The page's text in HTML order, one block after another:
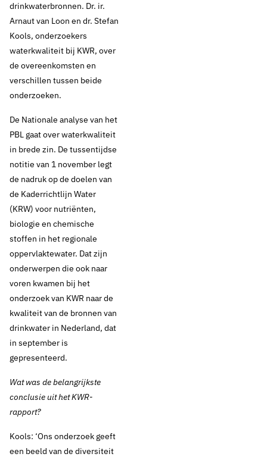
drinkwaterbronnen. Dr. ir.
Arnaut van Loon en dr. Stefan
Kools, onderzoekers
waterkwaliteit bij KWR, over
de overeenkomsten en
verschillen tussen beide
onderzoeken.
De Nationale analyse van het
PBL gaat over waterkwaliteit
in brede zin. De tussentijdse
notitie van 1 november legt
de nadruk op de doelen van
de Kaderrichtlijn Water
(KRW) voor nutriënten,
biologie en chemische
stoffen in het regionale
oppervlaktewater. Dat zijn
onderwerpen die ook naar
voren kwamen bij het
onderzoek van KWR naar de
kwaliteit van de bronnen van
drinkwater in Nederland, dat
in september is
gepresenteerd.
Wat was de belangrijkste
conclusie uit het KWR-
rapport?
Kools: ‘Ons onderzoek geeft
een beeld van de diversiteit